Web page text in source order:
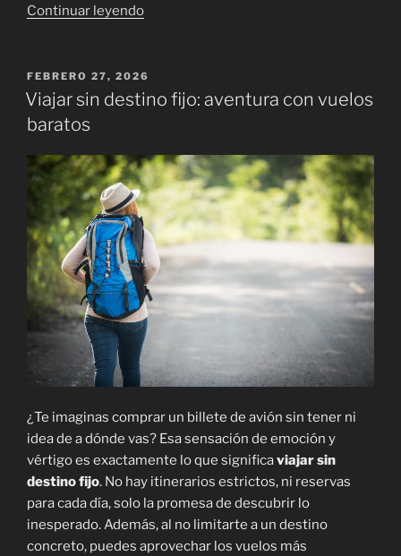
Continuar leyendo«El
por
Canadá»
PUBLICADO
EL
FEBRERO 27, 2026
Viajar sin destino fijo: aventura con vuelos
baratos
¿Te imaginas comprar un billete de avión sin tener ni
idea de a dónde vas? Esa sensación de emoción y
vértigo es exactamente lo que significaviajar sin
destino fijo. No hay itinerarios estrictos, ni reservas
para cada día, solo la promesa de descubrir lo
inesperado. Además, al no limitarte a un destino
concreto, puedes aprovechar los vuelos más